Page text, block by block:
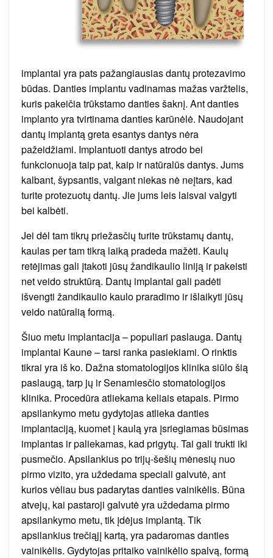
implantai yra pats pažangiausias dantų protezavimo
būdas. Danties implantu vadinamas mažas varžtelis,
kuris pakeičia trūkstamo danties šaknį. Ant danties
implanto yra tvirtinama danties karūnėlė. Naudojant
dantų implantą greta esantys dantys nėra
pažeidžiami. Implantuoti dantys atrodo bei
funkcionuoja taip pat, kaip ir natūralūs dantys. Jums
kalbant, šypsantis, valgant niekas nė neįtars, kad
turite protezuotų dantų. Jie jums leis laisvai valgyti
bei kalbėti.
Jei dėl tam tikrų priežasčių turite trūkstamų dantų,
kaulas per tam tikrą laiką pradeda mažėti. Kaulų
retėjimas gali įtakoti jūsų žandikaulio liniją ir pakeisti
net veido struktūrą. Dantų implantai gali padėti
išvengti žandikaulio kaulo praradimo ir išlaikyti jūsų
veido natūralią formą.
Šiuo metu implantacija – populiari paslauga. Dantų
implantai Kaune – tarsi ranka pasiekiami. O rinktis
tikrai yra iš ko. Dažna stomatologijos klinika siūlo šią
paslaugą, tarp jų ir Senamiesčio stomatologijos
klinika. Procedūra atliekama keliais etapais. Pirmo
apsilankymo metu gydytojas atlieka danties
implantaciją, kuomet į kaulą yra įsriegiamas būsimas
implantas ir paliekamas, kad prigytų. Tai gali trukti iki
pusmečio. Apsilankius po trijų-šešių mėnesių nuo
pirmo vizito, yra uždedama speciali galvutė, ant
kurios vėliau bus padarytas danties vainikėlis. Būna
atvejų, kai pastaroji galvutė yra uždedama pirmo
apsilankymo metu, tik įdėjus implantą. Tik
apsilankius trečiąjį kartą, yra padaromas danties
vainikėlis. Gydytojas pritaiko vainikėlio spalvą, formą